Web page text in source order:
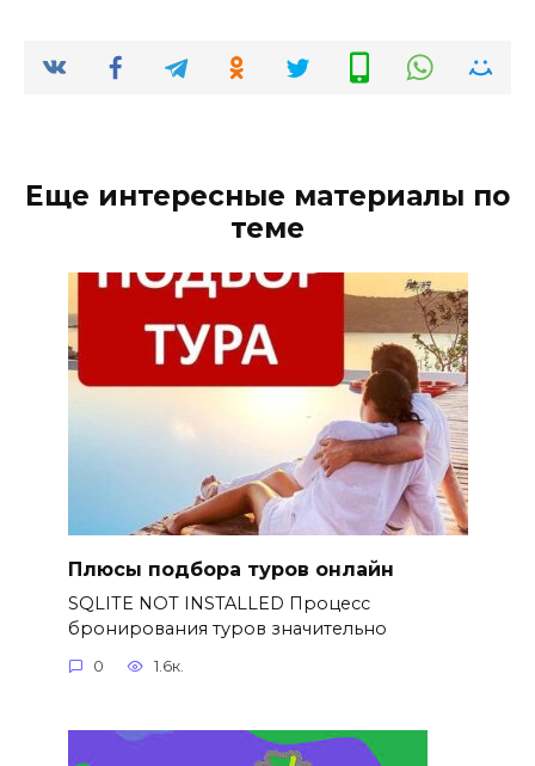
Еще интересные материалы по
теме
Плюсы подбора туров онлайн
SQLITE NOT INSTALLED Процесс
бронирования туров значительно
0 1.6к.